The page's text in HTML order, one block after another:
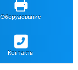
Оборудование
Контакты